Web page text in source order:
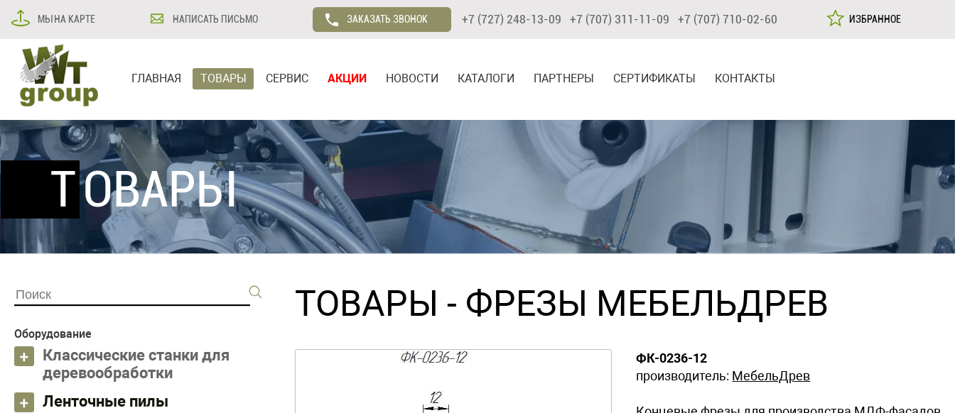
МЫ НА КАРТЕ НАПИСАТЬ ПИСЬМО ЗАКАЗАТЬ ЗВОНОК +7 (727) 248-13-09 +7 (707) 311-11-09 +7 (707) 710-02-60 ИЗБРАННОЕ
ГЛАВНАЯ ТОВАРЫ СЕРВИС АКЦИИ НОВОСТИ КАТАЛОГИ ПАРТНЕРЫ СЕРТИФИКАТЫ КОНТАКТЫ
ТОВАРЫ
Оборудование
Классические станки для
деревообработки
Ленточные пилы
ТОВАРЫ - ФРЕЗЫ МЕБЕЛЬДРЕВ
ФК-0236-12
производитель: МебельДрев